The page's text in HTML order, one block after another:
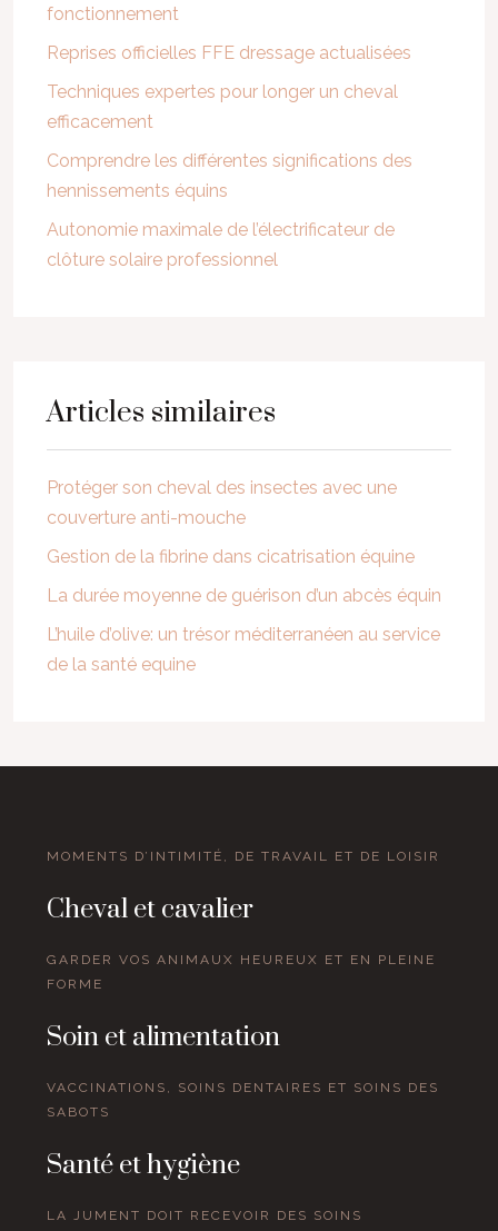
fonctionnement
Reprises officielles FFE dressage actualisées
Techniques expertes pour longer un cheval
efficacement
Comprendre les différentes significations des
hennissements équins
Autonomie maximale de l’électrificateur de
clôture solaire professionnel
Articles similaires
Protéger son cheval des insectes avec une
couverture anti-mouche
Gestion de la fibrine dans cicatrisation équine
La durée moyenne de guérison d’un abcès équin
L’huile d’olive: un trésor méditerranéen au service
de la santé equine
MOMENTS D’INTIMITÉ, DE TRAVAIL ET DE LOISIR
Cheval et cavalier
GARDER VOS ANIMAUX HEUREUX ET EN PLEINE
FORME
Soin et alimentation
VACCINATIONS, SOINS DENTAIRES ET SOINS DES
SABOTS
Santé et hygiène
LA JUMENT DOIT RECEVOIR DES SOINS